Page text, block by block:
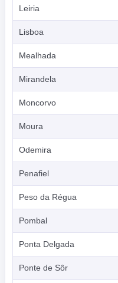
Leiria
Lisboa
Mealhada
Mirandela
Moncorvo
Moura
Odemira
Penafiel
Peso da Régua
Pombal
Ponta Delgada
Ponte de Sôr